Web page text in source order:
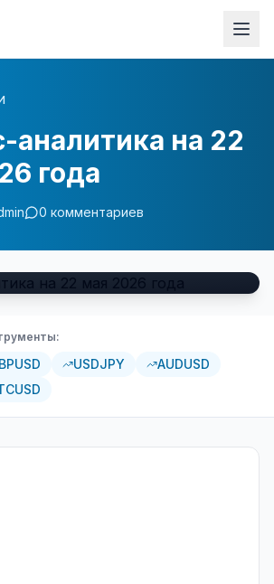
аналитика на 22
года
0 комментариев
USDJPY
AUDUSD